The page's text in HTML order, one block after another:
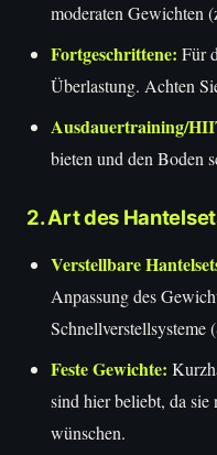
moderaten Gewichten
Fortgeschrittene: Für
Überlastung. Achten
Ausdauertraining/
bieten und den Boden
2. Art des
Verstellbare
Anpassung des
Schnellverstellsysteme
Feste Gewichte:
sind hier beliebt, da
wünschen.